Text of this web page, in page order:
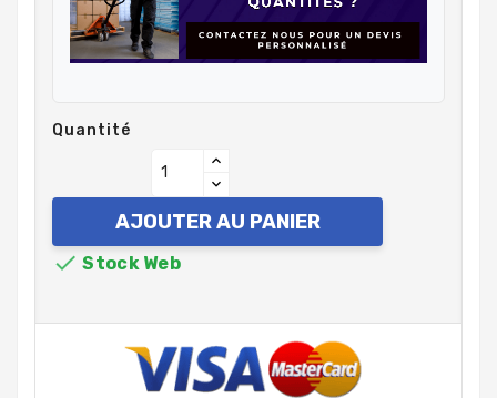
Quantité
AJOUTER AU PANIER
 Stock Web